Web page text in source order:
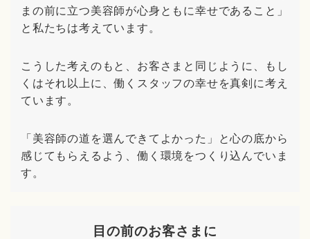
まの前に立つ美容師が心身ともに幸せであること」
と私たちは考えています。
こうした考えのもと、お客さまと同じように、もし
くはそれ以上に、働くスタッフの幸せを真剣に考え
ています。
「美容師の道を選んできてよかった」と心の底から
感じてもらえるよう、働く環境をつくり込んでいま
す。
目の前のお客さまに